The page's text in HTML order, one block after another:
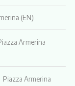
(EN)
Armerina
Piazza Armerina